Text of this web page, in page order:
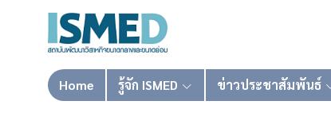
Home รู้จัก ISMED ข่าวประชาสัมพันธ์